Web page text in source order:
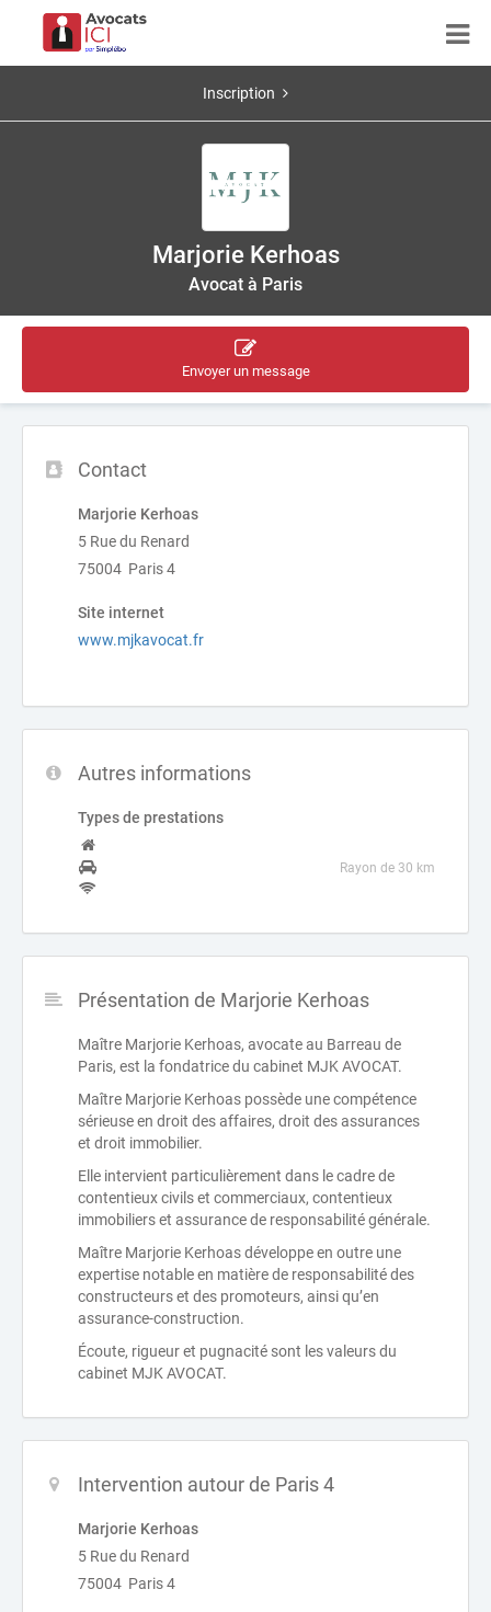
Inscription
Marjorie Kerhoas
Avocat à Paris
Envoyer un message
Contact
Marjorie Kerhoas
5 Rue du Renard
75004 Paris 4
Site internet
www.mjkavocat.fr
Autres informations
Types de prestations
Rayon de 30 km
Présentation de Marjorie Kerhoas
Maître Marjorie Kerhoas, avocate au Barreau de
Paris, est la fondatrice du cabinet MJK AVOCAT.
Maître Marjorie Kerhoas possède une compétence
sérieuse en droit des affaires, droit des assurances
et droit immobilier.
Elle intervient particulièrement dans le cadre de
contentieux civils et commerciaux, contentieux
immobiliers et assurance de responsabilité générale.
Maître Marjorie Kerhoas développe en outre une
expertise notable en matière de responsabilité des
constructeurs et des promoteurs, ainsi qu’en
assurance-construction.
Écoute, rigueur et pugnacité sont les valeurs du
cabinet MJK AVOCAT.
Intervention autour de Paris 4
Marjorie Kerhoas
5 Rue du Renard
75004 Paris 4